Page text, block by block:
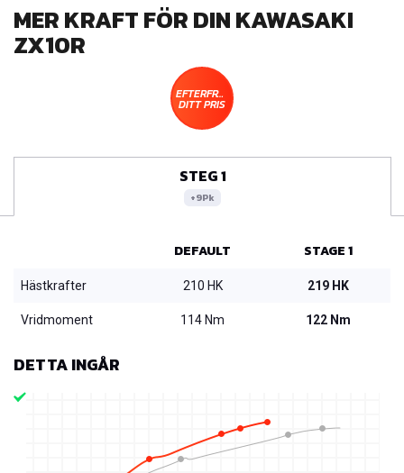
MER KRAFT FÖR DIN KAWASAKI
ZX10R
EFTERFRÅGA
DITT PRIS
STEG 1
+9Pk
DEFAULT STAGE 1
Hästkrafter 210 HK 219 HK
Vridmoment 114 Nm 122 Nm
DETTA INGÅR